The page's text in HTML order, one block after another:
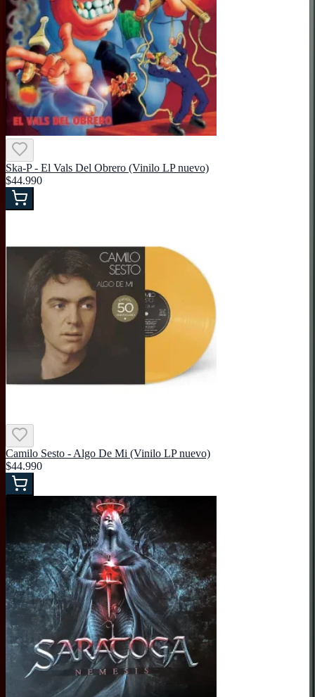
Ska-P - El Vals Del Obrero (Vinilo LP nuevo)
$44.990
Camilo Sesto - Algo De Mi (Vinilo LP nuevo)
$44.990